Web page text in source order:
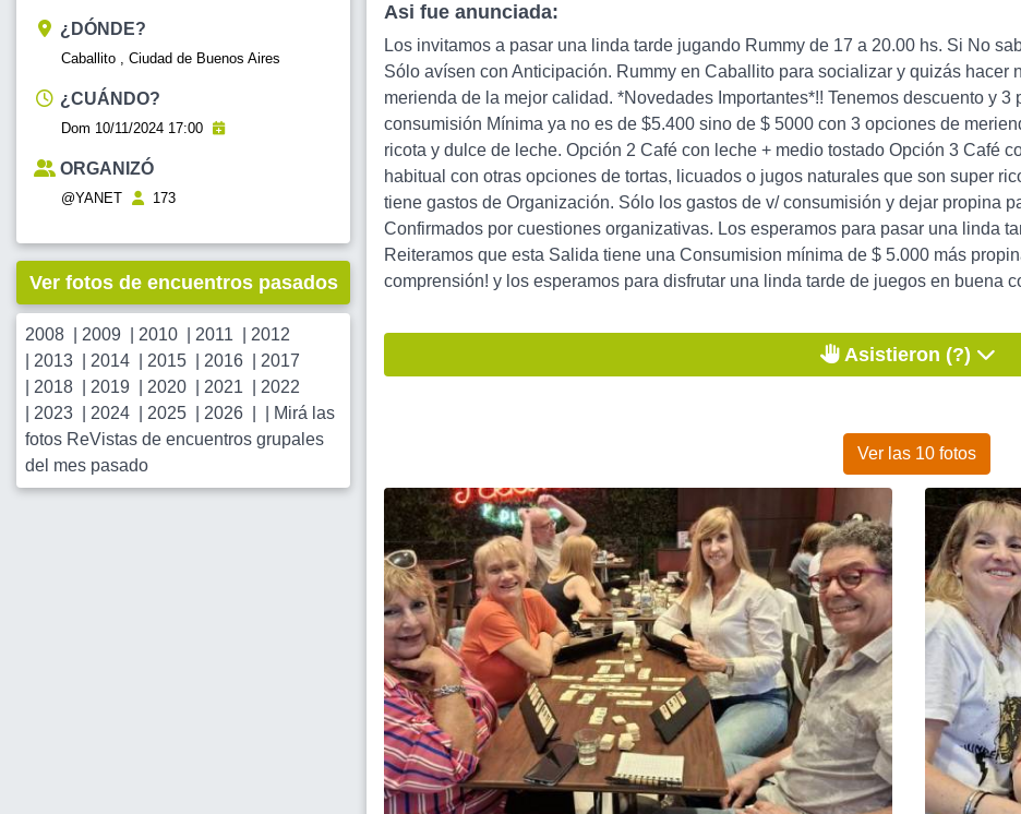
¿DÓNDE?
Caballito , Ciudad de Buenos Aires
¿CUÁNDO?
Dom 10/11/2024 17:00
ORGANIZÓ
@YANET 173
Ver fotos de encuentros pasados
2008 2009 2010 2011
2012
2013 2014 2015 2016
2017
2018 2019 2020 2021
2022
2023 2024 2025 2026
Mirá las
fotos ReVistas de encuentros grupales
del mes pasado
Asi fue anunciada:
Los invitamos a pasar una linda tarde jugando Rummy de 17 a 20.00 hs. Si No
Sólo avísen con Anticipación. Rummy en Caballito para socializar y quizás hacer
merienda de la mejor calidad. *Novedades Importantes*!! Tenemos descuento y
consumisión Mínima ya no es de $5.400 sino de $ 5000 con 3 opciones de
ricota y dulce de leche. Opción 2 Café con leche + medio tostado Opción 3 Café
habitual con otras opciones de tortas, licuados o jugos naturales que son super
tiene gastos de Organización. Sólo los gastos de v/ consumisión y dejar propina
Confirmados por cuestiones organizativas. Los esperamos para pasar una linda
Reiteramos que esta Salida tiene una Consumision mínima de $ 5.000 más
comprensión! y los esperamos para disfrutar una linda tarde de juegos en buena
Asistieron (?)
Ver las 10 fotos